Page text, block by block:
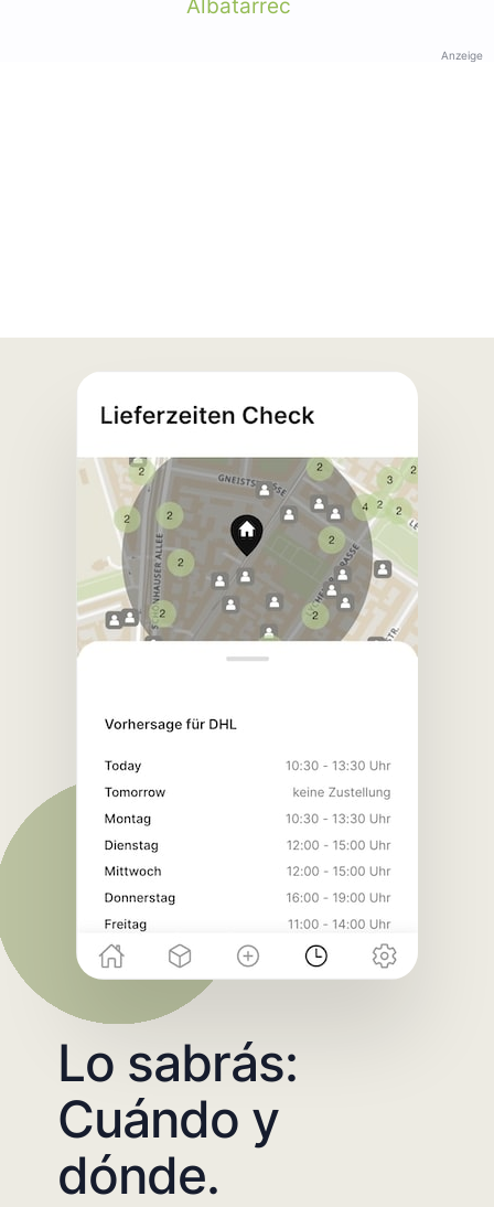
Albatarrec
Anzeige
Lo sabrás:
Cuándo y
dónde.